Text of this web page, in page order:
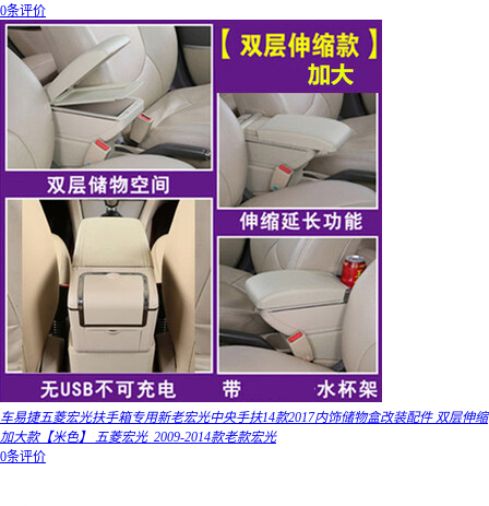
0条评价
车易捷五菱宏光扶手箱专用新老宏光中央手扶14款2017内饰储物盒改装配件 双层伸缩
加大款【米色】 五菱宏光_2009-2014款老款宏光
0条评价